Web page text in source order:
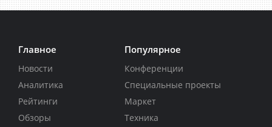
Главное
Новости
Аналитика
Рейтинги
Обзоры
Популярное
Конференции
Специальные проекты
Маркет
Техника